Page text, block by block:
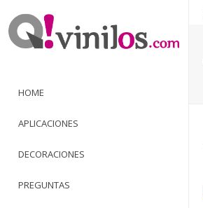
HOME
APLICACIONES
DECORACIONES
PREGUNTAS